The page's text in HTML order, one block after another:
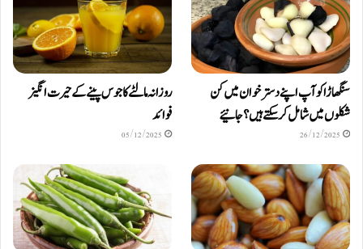
سنگھاڑا کو آپ اپنے دستر خوان میں کن
شکلوں میں شامل کرسکتے ہیں ؟ جانیئے
26/12/2025
روزانہ مالٹے کا جوس پینے کے حیرت انگیز
فوائد
05/12/2025